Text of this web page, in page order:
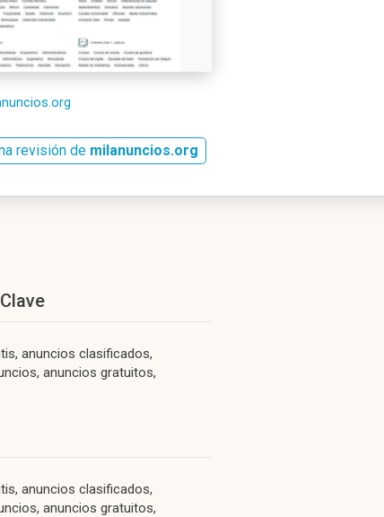
revisión de milanuncios.org
anuncios clasificados,
anuncios gratuitos,
anuncios clasificados,
anuncios gratuitos,